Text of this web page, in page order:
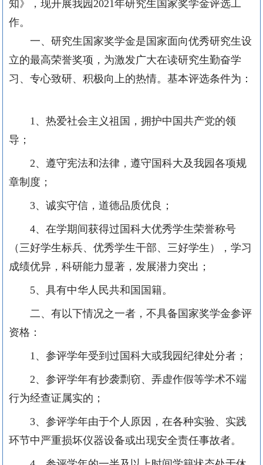
知》，现开展我园 2021年研究生国家奖学金评选工
作。
一、研究生国家奖学金是国家面向优秀研究生设
立的最高荣誉奖项，为激发广大在读研究生勤奋学
习、专心致研、积极向上的热情。基本评选条件为：
1、热爱社会主义祖国，拥护中国共产党的领
导；
2、遵守宪法和法律，遵守国科大及我园各项规
章制度；
3、诚实守信，道德品质优良；
4、在学期间获得过国科大优秀学生荣誉称号
（三好学生标兵、优秀学生干部、三好学生），学习
成绩优异，科研能力显著，发展潜力突出；
5、具有中华人民共和国国籍。
二、有以下情况之一者，不具备国家奖学金参评
资格：
1、参评学年受到过国科大或我园纪律处分者；
2、参评学年有抄袭剽窃、弄虚作假等学术不端
行为经查证属实的；
3、参评学年由于个人原因，在各种实验、实践
环节中严重损坏仪器设备或出现安全责任事故者。